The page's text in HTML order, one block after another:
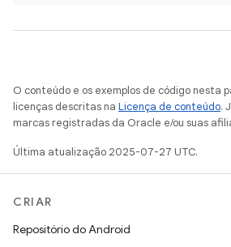
O conteúdo e os exemplos de código nesta
licenças descritas na Licença de conteúdo.
marcas registradas da Oracle e/ou suas
Última atualização 2025-07-27 UTC.
CRIAR
Repositório do Android